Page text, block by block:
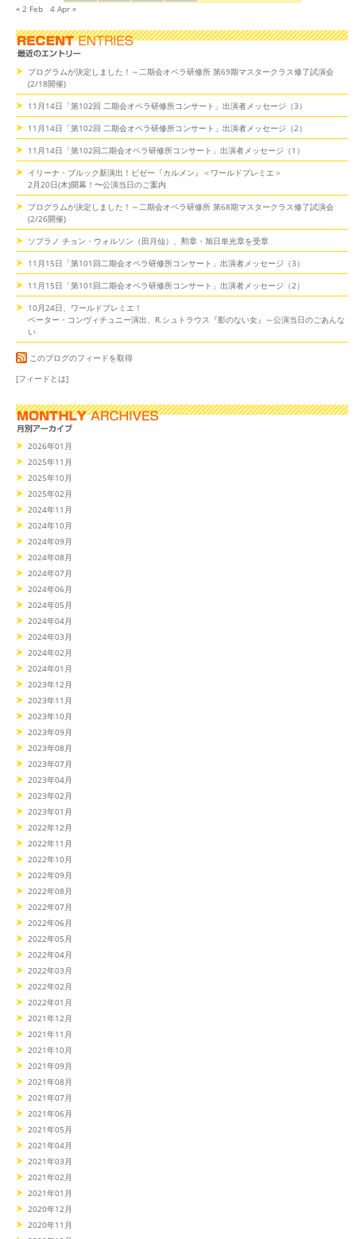
« 2 Feb 4 Apr »
プログラムが決定しました！～二期会オペラ研修所 第69期マスタークラス修了試演会
(2/18開催)
11月14日「第102回 二期会オペラ研修所コンサート」出演者メッセージ（3）
11月14日「第102回 二期会オペラ研修所コンサート」出演者メッセージ（2）
11月14日「第102回二期会オペラ研修所コンサート」出演者メッセージ（1）
イリーナ・ブルック新演出！ビゼー『カルメン』＜ワールドプレミエ＞
2月20日(木)開幕！〜公演当日のご案内
プログラムが決定しました！～二期会オペラ研修所 第68期マスタークラス修了試演会
(2/26開催)
ソプラノ チョン・ウォルソン（田月仙）、勲章・旭日単光章を受章
11月15日「第101回二期会オペラ研修所コンサート」出演者メッセージ（3）
11月15日「第101回二期会オペラ研修所コンサート」出演者メッセージ（2）
10月24日、ワールドプレミエ！
ペーター・コンヴィチュニー演出、R.シュトラウス『影のない女』～公演当日のごあんな
い
このブログのフィードを取得
[フィードとは]
2026年01月
2025年11月
2025年10月
2025年02月
2024年11月
2024年10月
2024年09月
2024年08月
2024年07月
2024年06月
2024年05月
2024年04月
2024年03月
2024年02月
2024年01月
2023年12月
2023年11月
2023年10月
2023年09月
2023年08月
2023年07月
2023年04月
2023年02月
2023年01月
2022年12月
2022年11月
2022年10月
2022年09月
2022年08月
2022年07月
2022年06月
2022年05月
2022年04月
2022年03月
2022年02月
2022年01月
2021年12月
2021年11月
2021年10月
2021年09月
2021年08月
2021年07月
2021年06月
2021年05月
2021年04月
2021年03月
2021年02月
2021年01月
2020年12月
2020年11月